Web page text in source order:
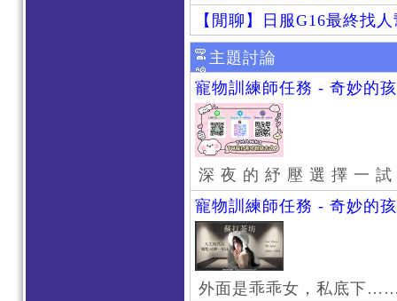
【閒聊】日服G16最終找
主題討論
寵物訓練師任務 - 奇妙的
深 夜 的 紓 壓 選 擇 一
寵物訓練師任務 - 奇妙的
外面是乖乖女，私底下